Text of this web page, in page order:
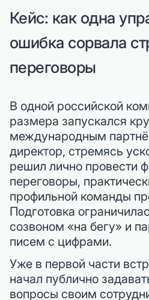
Кейс: как одна
ошибка сорвала
переговоры
В одной российской
размера запускался
международным
директор, стремясь
решил лично провести
переговоры,
профильной команды
Подготовка
созвоном «на бегу» и
писем с цифрами.
Уже в первой части
начал публично
вопросы своим